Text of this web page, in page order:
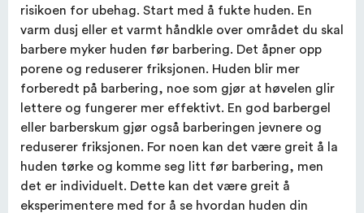
risikoen for ubehag. Start med å fukte huden. En
varm dusj eller et varmt håndkle over området du skal
barbere myker huden før barbering. Det åpner opp
porene og reduserer friksjonen. Huden blir mer
forberedt på barbering, noe som gjør at høvelen glir
lettere og fungerer mer effektivt. En god barbergel
eller barberskum gjør også barberingen jevnere og
reduserer friksjonen. For noen kan det være greit å la
huden tørke og komme seg litt før barbering, men
det er individuelt. Dette kan det være greit å
eksperimentere med for å se hvordan huden din